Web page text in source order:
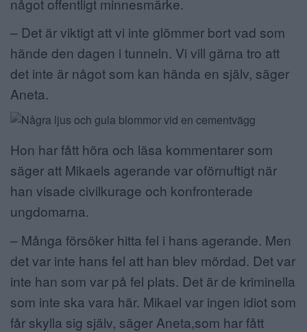
något offentligt minnesmärke.
– Det är viktigt att vi inte glömmer bort vad som
hände den dagen i tunneln. Vi vill gärna tro att
det inte är något som kan hända en själv, säger
Aneta.
Hon har fått höra och läsa kommentarer som
säger att Mikaels agerande var oförnuftigt när
han visade civilkurage och konfronterade
ungdomarna.
– Många försöker hitta fel i hans agerande. Men
det var inte hans fel att han blev mördad. Det var
inte han som var på fel plats. Det är de kriminella
som inte ska vara här. Mikael var ingen idiot som
får skylla sig själv, säger Aneta,som har fått